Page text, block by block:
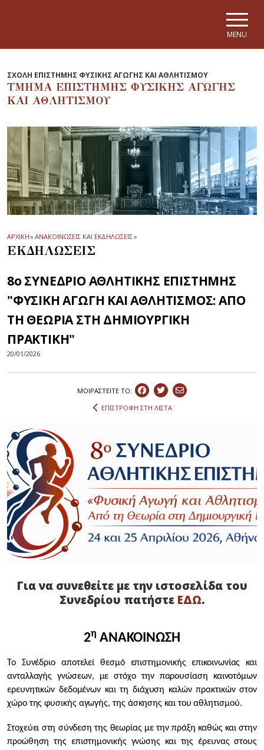
MENU
ΣΧΟΛΗ ΕΠΙΣΤΗΜΗΣ ΦΥΣΙΚΗΣ ΑΓΩΓΗΣ ΚΑΙ ΑΘΛΗΤΙΣΜΟΥ
ΤΜΗΜΑ ΕΠΙΣΤΗΜΗΣ ΦΥΣΙΚΗΣ ΑΓΩΓΗΣ
ΚΑΙ ΑΘΛΗΤΙΣΜΟΥ
ΑΡΧΙΚΗ» ΑΝΑΚΟΙΝΩΣΕΙΣ ΚΑΙ ΕΚΔΗΛΩΣΕΙΣ»
ΕΚΔΗΛΩΣΕΙΣ
8ο ΣΥΝΕΔΡΙΟ ΑΘΛΗΤΙΚΗΣ ΕΠΙΣΤΗΜΗΣ
"ΦΥΣΙΚΗ ΑΓΩΓΗ ΚΑΙ ΑΘΛΗΤΙΣΜΟΣ: ΑΠΟ
ΤΗ ΘΕΩΡΙΑ ΣΤΗ ΔΗΜΙΟΥΡΓΙΚΗ
ΠΡΑΚΤΙΚΗ"
20/01/2026
ΜΟΙΡΑΣΤEIΤΕ ΤΟ:
ΕΠΙΣΤΡΟΦΗ ΣΤΗ ΛΙΣΤΑ
Για να συνεθείτε με την ιστοσελίδα του
Συνεδρίου πατήστε ΕΔΩ.
2η ΑΝΑΚΟΙΝΩΣΗ
Το Συνέδριο αποτελεί θεσμό επιστημονικής επικοινωνίας και
ανταλλαγής γνώσεων, με στόχο την παρουσίαση καινοτόμων
ερευνητικών δεδομένων και τη διάχυση καλών πρακτικών στον
χώρο της φυσικής αγωγής, της άσκησης και του αθλητισμού.
Στοχεύει στη σύνδεση της θεωρίας με την πράξη καθώς και στην
προώθηση της επιστημονικής γνώσης και της έρευνας στους